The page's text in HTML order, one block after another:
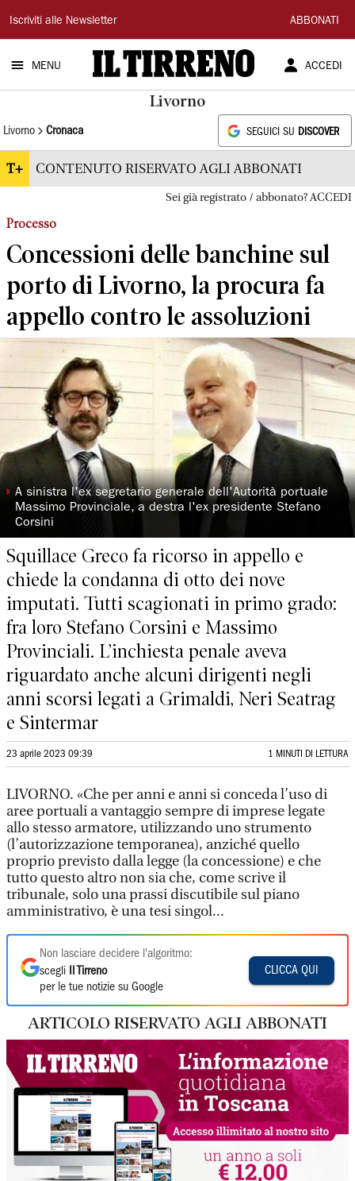
Il
Tirreno
Iscriviti alle Newsletter ABBONATI
MENU ACCEDI
Livorno
Livorno Cronaca SEGUICI SU DISCOVER
T+ CONTENUTO RISERVATO AGLI ABBONATI
Sei già registrato / abbonato? ACCEDI
Processo
Concessioni delle banchine sul
porto di Livorno, la procura fa
appello contro le assoluzioni
◗ A sinistra l'ex segretario generale dell'Autorità portuale
Massimo Provinciale, a destra l'ex presidente Stefano
Corsini
Squillace Greco fa ricorso in appello e
chiede la condanna di otto dei nove
imputati. Tutti scagionati in primo grado:
fra loro Stefano Corsini e Massimo
Provinciali. L’inchiesta penale aveva
riguardato anche alcuni dirigenti negli
anni scorsi legati a Grimaldi, Neri Seatrag
e Sintermar
23 aprile 2023 09:39 1 MINUTI DI LETTURA
LIVORNO. «Che per anni e anni si conceda l’uso di
aree portuali a vantaggio sempre di imprese legate
allo stesso armatore, utilizzando uno strumento
(l’autorizzazione temporanea), anziché quello
proprio previsto dalla legge (la concessione) e che
tutto questo altro non sia che, come scrive il
tribunale, solo una prassi discutibile sul piano
amministrativo, è una tesi singol...
Non lasciare decidere l'algoritmo:
scegli
Il Tirreno
per le tue notizie su Google
CLICCA QUI
ARTICOLO RISERVATO AGLI ABBONATI